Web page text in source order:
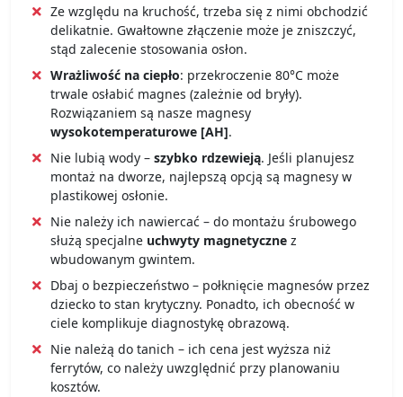
Ze względu na kruchość, trzeba się z nimi obchodzić
delikatnie. Gwałtowne złączenie może je zniszczyć,
stąd zalecenie stosowania osłon.
Wrażliwość na ciepło: przekroczenie 80°C może
trwale osłabić magnes (zależnie od bryły).
Rozwiązaniem są nasze magnesy
wysokotemperaturowe [AH].
Nie lubią wody – szybko rdzewieją. Jeśli planujesz
montaż na dworze, najlepszą opcją są magnesy w
plastikowej osłonie.
Nie należy ich nawiercać – do montażu śrubowego
służą specjalne uchwyty magnetyczne z
wbudowanym gwintem.
Dbaj o bezpieczeństwo – połknięcie magnesów przez
dziecko to stan krytyczny. Ponadto, ich obecność w
ciele komplikuje diagnostykę obrazową.
Nie należą do tanich – ich cena jest wyższa niż
ferrytów, co należy uwzględnić przy planowaniu
kosztów.